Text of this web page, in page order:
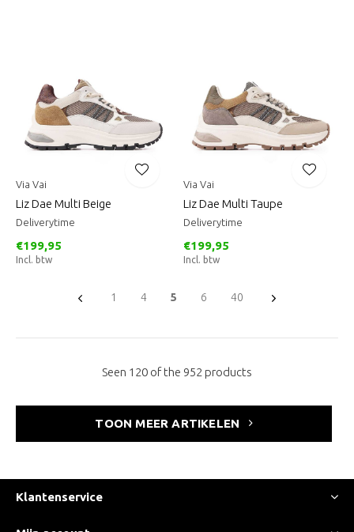
Via Vai
Liz Dae Multi Beige
Deliverytime
€199,95
Incl. btw
Via Vai
Liz Dae Multi Taupe
Deliverytime
€199,95
Incl. btw
1 4 5 6 40
Seen 120 of the 952 products
TOON MEER ARTIKELEN
Klantenservice